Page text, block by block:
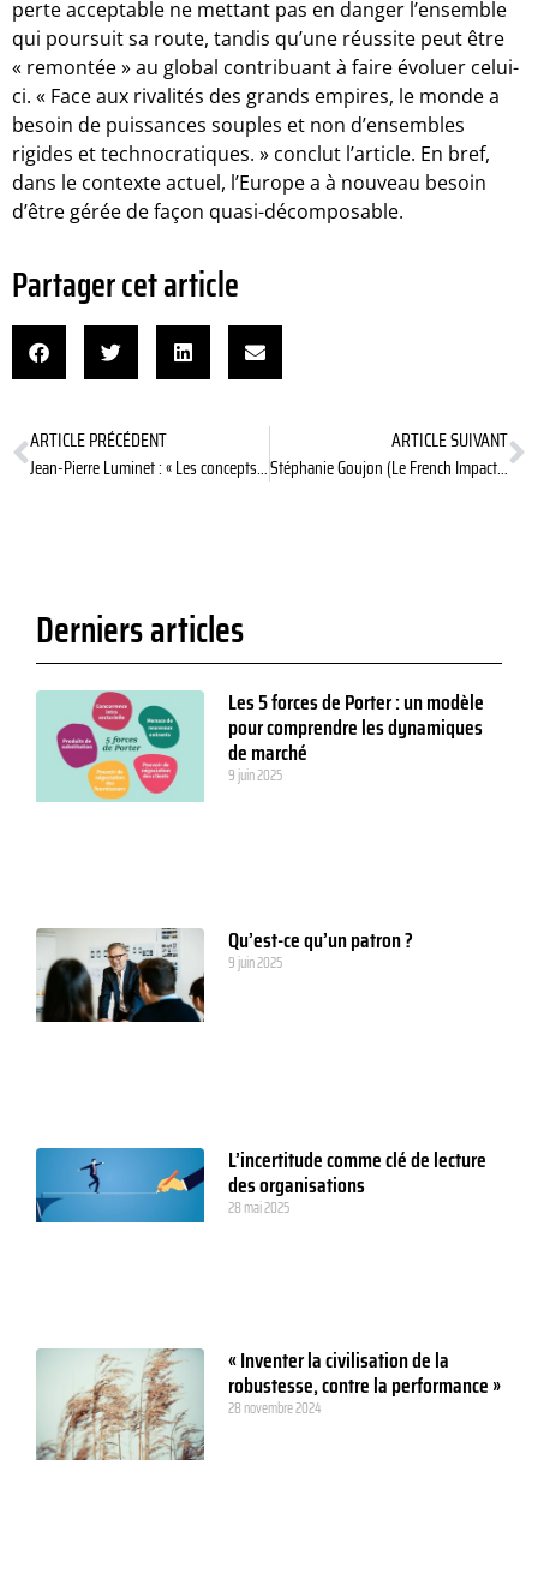
perte acceptable ne mettant pas en danger l’ensemble
qui poursuit sa route, tandis qu’une réussite peut être
« remontée » au global contribuant à faire évoluer celui-
ci. « Face aux rivalités des grands empires, le monde a
besoin de puissances souples et non d’ensembles
rigides et technocratiques. » conclut l’article. En bref,
dans le contexte actuel, l’Europe a à nouveau besoin
d’être gérée de façon quasi-décomposable.
Partager cet article
ARTICLE PRÉCÉDENT
Jean-Pierre Luminet : « Les concepts fondamentaux ne doivent jamais cesser d’être interrogés » (2/2)
ARTICLE SUIVANT
Stéphanie Goujon (Le French Impact) : » Il y a des trésors de solutions partout dans les territoires «
Derniers articles
Les 5 forces de Porter : un modèle
pour comprendre les dynamiques
de marché
9 juin 2025
Qu’est-ce qu’un patron ?
9 juin 2025
L’incertitude comme clé de lecture
des organisations
28 mai 2025
« Inventer la civilisation de la
robustesse, contre la performance »
28 novembre 2024